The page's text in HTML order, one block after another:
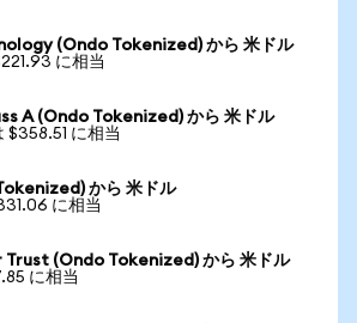
(Ondo Tokenized) から 米ドル
に相当
A (Ondo Tokenized) から 米ドル
$358.51 に相当
から 米ドル
に相当
Trust (Ondo Tokenized) から 米ドル
に相当